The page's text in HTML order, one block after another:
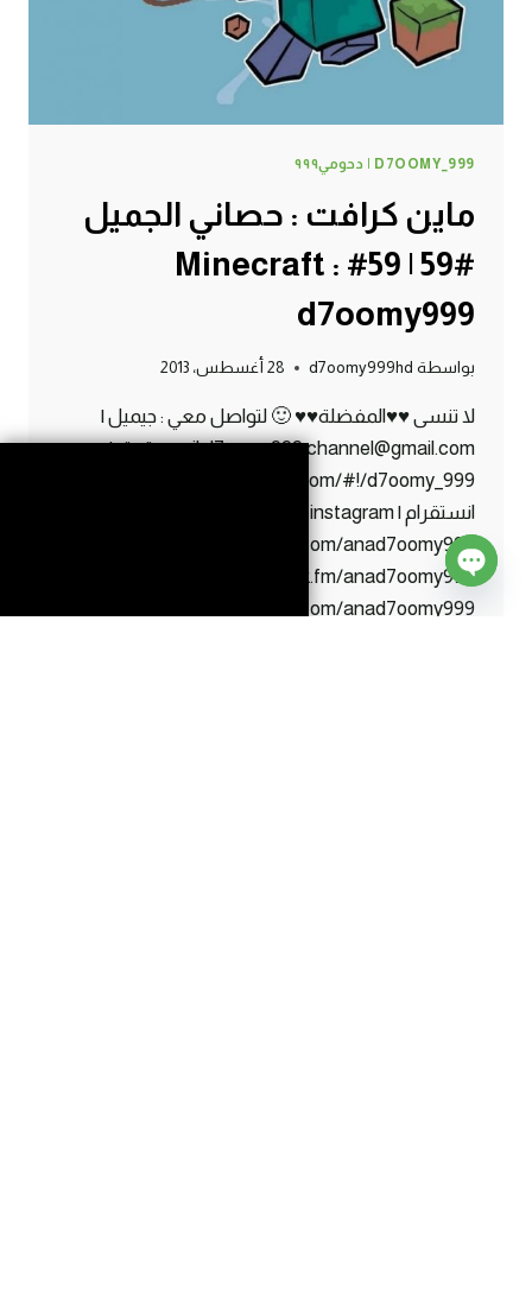
D7OOMY999
D7OOMY_999 | دحومي٩٩٩
ماين كرافت : حصاني الجميل
#59 | 59# Minecraft :
d7oomy999
بواسطة d7oomy999hd 28 أغسطس، 2013
لا تنسى ♥♥المفضلة♥♥ 🙂 لتواصل معي : جيميل |
gmail d7oomy999.channel@gmail.com تويتر |
twitter https://twitter.com/#!/d7oomy_999
انستقرام | instagram
Open